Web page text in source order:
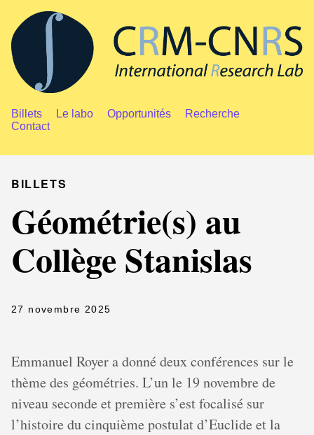
Billets Le labo Opportunités
Recherche
Contact
BILLETS
Géométrie(s) au
Collège Stanislas
27 novembre 2025
Emmanuel Royer a donné deux conférences sur le
thème des géométries. L’un le 19 novembre de
niveau seconde et première s’est focalisé sur
l’histoire du cinquième postulat d’Euclide et la